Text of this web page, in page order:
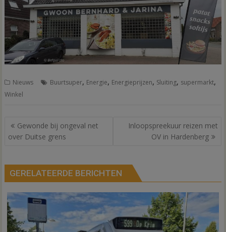
Nieuws Buurtsuper, Energie, Energieprijzen, Sluiting, supermarkt,
Winkel
Bericht
navigatie
Gewonde bij ongeval net
over Duitse grens
Inloopspreekuur reizen met
OV in Hardenberg
GERELATEERDE BERICHTEN